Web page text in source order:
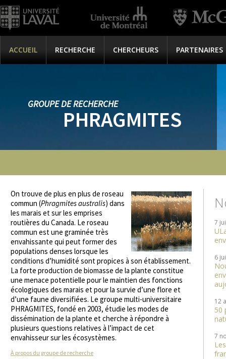
ACCUEIL RECHERCHE CHERCHEURS PARTENAIRES
GROUPE DE RECHERCHE
PHRAGMITES
On trouve de plus en plus de roseau
commun (Phragmites australis) dans
les marais et sur les emprises
routières du Canada. Le roseau
commun est une graminée très
envahissante qui peut former des
populations denses lorsque les
conditions d’humidité sont propices à son établissement.
La forte production de biomasse de la plante constitue
une menace potentielle pour le maintien des fonctions
écologiques des marais et pour la survie d’une flore et
d’une faune diversifiées. Le groupe multi-universitaire
PHRAGMITES, fondé en 2003, étudie les modes de
dissémination de la plante et cherche à répondre à
plusieurs questions relatives à l’impact de cet
envahisseur sur les écosystèmes.
À propos du groupe de recherche
7
6
12
50
7